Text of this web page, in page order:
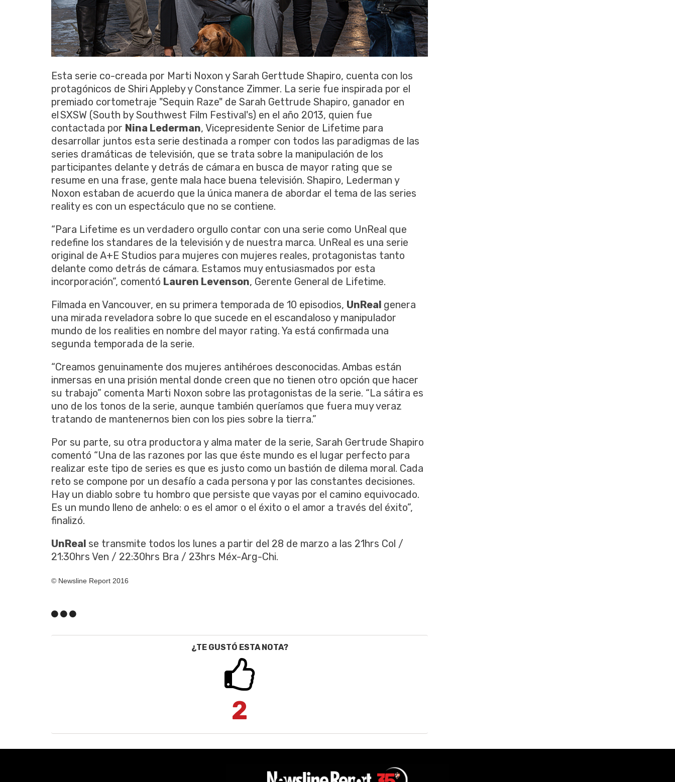
Esta serie co-creada por Marti Noxon y Sarah Gerttude Shapiro, cuenta con los
protagónicos de Shiri Appleby y Constance Zimmer. La serie fue inspirada por el
premiado cortometraje "Sequin Raze" de Sarah Gettrude Shapiro, ganador en
el SXSW (South by Southwest Film Festival's) en el año 2013, quien fue
contactada por Nina Lederman, Vicepresidente Senior de Lifetime para
desarrollar juntos esta serie destinada a romper con todos las paradigmas de las
series dramáticas de televisión, que se trata sobre la manipulación de los
participantes delante y detrás de cámara en busca de mayor rating que se
resume en una frase, gente mala hace buena televisión. Shapiro, Lederman y
Noxon estaban de acuerdo que la única manera de abordar el tema de las series
reality es con un espectáculo que no se contiene.
“Para Lifetime es un verdadero orgullo contar con una serie como UnReal que
redefine los standares de la televisión y de nuestra marca. UnReal es una serie
original de A+E Studios para mujeres con mujeres reales, protagonistas tanto
delante como detrás de cámara. Estamos muy entusiasmados por esta
incorporación”, comentó Lauren Levenson, Gerente General de Lifetime.
Filmada en Vancouver, en su primera temporada de 10 episodios, UnReal genera
una mirada reveladora sobre lo que sucede en el escandaloso y manipulador
mundo de los realities en nombre del mayor rating. Ya está confirmada una
segunda temporada de la serie.
“Creamos genuinamente dos mujeres antihéroes desconocidas. Ambas están
inmersas en una prisión mental donde creen que no tienen otro opción que hacer
su trabajo” comenta Marti Noxon sobre las protagonistas de la serie. “La sátira es
uno de los tonos de la serie, aunque también queríamos que fuera muy veraz
tratando de mantenernos bien con los pies sobre la tierra.”
Por su parte, su otra productora y alma mater de la serie, Sarah Gertrude Shapiro
comentó “Una de las razones por las que éste mundo es el lugar perfecto para
realizar este tipo de series es que es justo como un bastión de dilema moral. Cada
reto se compone por un desafío a cada persona y por las constantes decisiones.
Hay un diablo sobre tu hombro que persiste que vayas por el camino equivocado.
Es un mundo lleno de anhelo: o es el amor o el éxito o el amor a través del éxito”,
finalizó.
UnReal se transmite todos los lunes a partir del 28 de marzo a las 21hrs Col /
21:30hrs Ven / 22:30hrs Bra / 23hrs Méx-Arg-Chi.
© Newsline Report 2016
¿TE GUSTÓ ESTA NOTA?
2